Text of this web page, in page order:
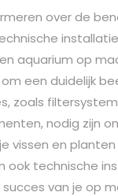
over de
aquarium op
een duidelijk
zoals
nodig zijn
vissen en
ook technische
succes van je op